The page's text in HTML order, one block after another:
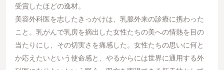
受賞したほどの逸材。
美容外科医を志したきっかけは、乳腺外来の診療に携わった
こと。乳がんで乳房を摘出した女性たちの美への情熱を目の
当たりにし、その切実さを痛感した。女性たちの思いに何と
か応えたいという使命感と、やるからには世界に通用する外